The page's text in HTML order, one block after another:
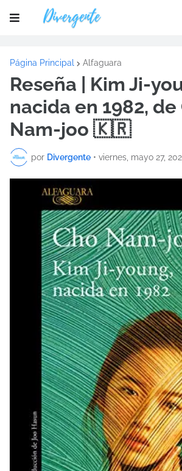
Página Principal Alfaguara
Reseña | Kim Ji-
nacida en 1982, de
Nam-joo 🇰🇷
por Divergente • viernes, mayo 27,